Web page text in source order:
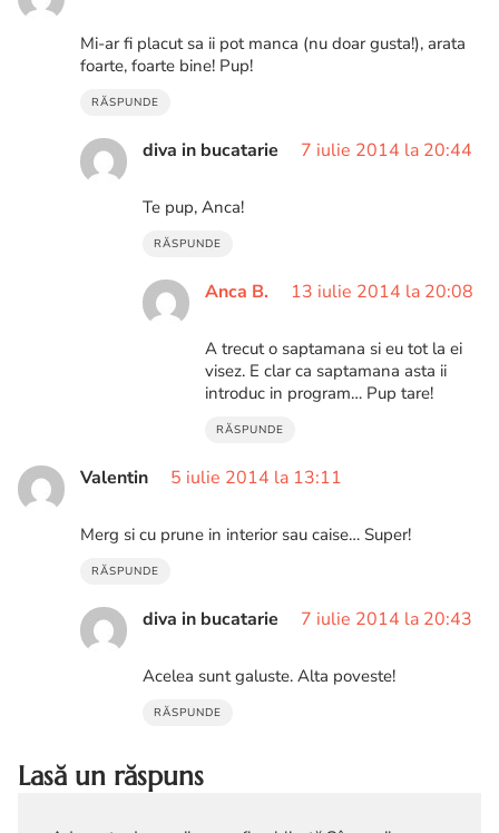
Mi-ar fi placut sa ii pot manca (nu doar gusta!), arata
foarte, foarte bine! Pup!
RĂSPUNDE
diva in bucatarie 7 iulie 2014 la 20:44
Te pup, Anca!
RĂSPUNDE
Anca B. 13 iulie 2014 la 20:08
A trecut o saptamana si eu tot la ei
visez. E clar ca saptamana asta ii
introduc in program… Pup tare!
RĂSPUNDE
Valentin 5 iulie 2014 la 13:11
Merg si cu prune in interior sau caise… Super!
RĂSPUNDE
diva in bucatarie 7 iulie 2014 la 20:43
Acelea sunt galuste. Alta poveste!
RĂSPUNDE
Lasă un răspuns